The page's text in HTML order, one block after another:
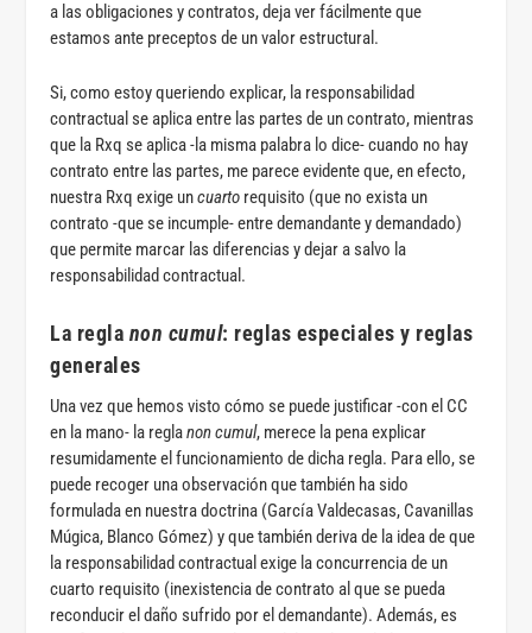
a las obligaciones y contratos, deja ver fácilmente que
estamos ante preceptos de un valor estructural.
Si, como estoy queriendo explicar, la responsabilidad
contractual se aplica entre las partes de un contrato, mientras
que la Rxq se aplica -la misma palabra lo dice- cuando no hay
contrato entre las partes, me parece evidente que, en efecto,
nuestra Rxq exige uncuarto requisito (que no exista un
contrato -que se incumple- entre demandante y demandado)
que permite marcar las diferencias y dejar a salvo la
responsabilidad contractual.
La regla non cumul: reglas especiales y reglas
generales
Una vez que hemos visto cómo se puede justificar -con el CC
en la mano- la reglanon cumul, merece la pena explicar
resumidamente el funcionamiento de dicha regla. Para ello, se
puede recoger una observación que también ha sido
formulada en nuestra doctrina (García Valdecasas, Cavanillas
Múgica, Blanco Gómez) y que también deriva de la idea de que
la responsabilidad contractual exige la concurrencia de un
cuarto requisito (inexistencia de contrato al que se pueda
reconducir el daño sufrido por el demandante). Además, es